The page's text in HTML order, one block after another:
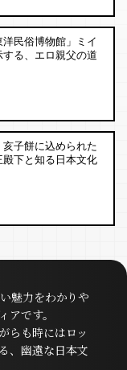
民俗博物館」ミイ
る、エロ親父の道
子餅に込められた
殿下と知る日本文化
魅力をわかりや
アです。
らも時にはロッ
、幽遠な日本文